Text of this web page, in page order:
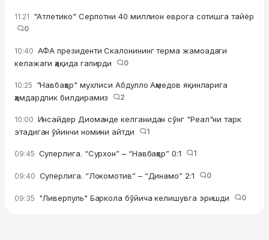
11:21 "Атлетико" Серлотни 40 миллион еврога сотишга тайёр
0
10:40 АФА президенти Скалонининг терма жамоадаги
келажаги ҳақида гапирди
0
10:25 "Навбаҳор" мухлиси Абдулло Аҳмедов яқинларига
ҳамдардлик билдирамиз
2
10:00 Инсайдер Диоманде келганидан сўнг "Реал"ни тарк
этадиган ўйинчи номини айтди
1
09:45 Суперлига. “Сурхон” – “Навбаҳор” 0:1 1
09:40 Суперлига. “Локомотив” – “Динамо” 2:1 0
09:35 "Ливерпуль" Баркола бўйича келишувга эришди 0